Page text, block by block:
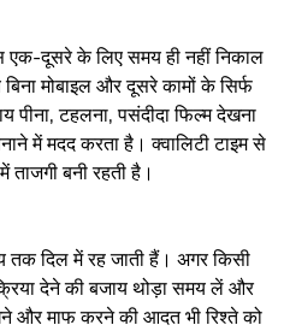
एक-दूसरे के लिए समय ही नहीं निकाल
मोबाइल और दूसरे कामों के सिर्फ
टहलना, पसंदीदा फिल्म देखना
में मदद करता है। क्वालिटी टाइम से
ताजगी बनी रहती है।
दिल में रह जाती हैं। अगर किसी
देने की बजाय थोड़ा समय लें और
और माफ करने की आदत भी रिश्ते को